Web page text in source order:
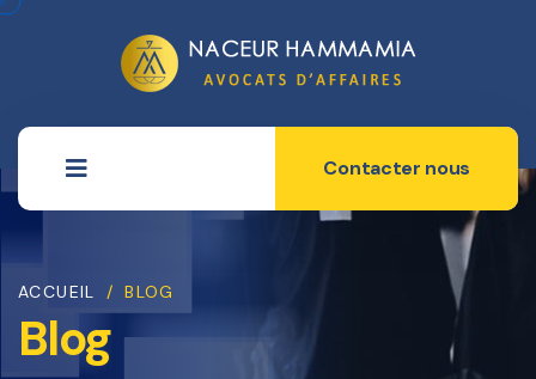
Contacter nous
ACCUEIL / BLOG
Blog